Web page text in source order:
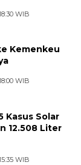
WIB
Kemenkeu
WIB
Kasus Solar
12.508 Liter
WIB